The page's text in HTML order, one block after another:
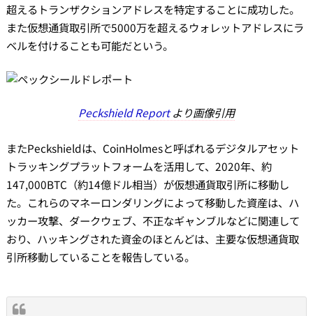
超えるトランザクションアドレスを特定することに成功した。
また仮想通貨取引所で5000万を超えるウォレットアドレスにラ
ベルを付けることも可能だという。
Peckshield Reportより画像引用
またPeckshieldは、CoinHolmesと呼ばれるデジタルアセット
トラッキングプラットフォームを活用して、2020年、約
147,000BTC（約14億ドル相当）が仮想通貨取引所に移動し
た。これらのマネーロンダリングによって移動した資産は、ハ
ッカー攻撃、ダークウェブ、不正なギャンブルなどに関連して
おり、ハッキングされた資金のほとんどは、主要な仮想通貨取
引所移動していることを報告している。